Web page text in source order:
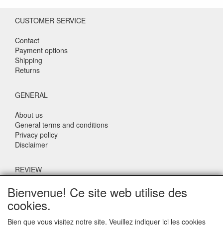
CUSTOMER SERVICE
Contact
Payment options
Shipping
Returns
GENERAL
About us
General terms and conditions
Privacy policy
Disclaimer
REVIEW
What do others say about us?
Customers rate our service, price and speed with an average
score of 9.4 (Q1 Quality Report 2024)
Bienvenue! Ce site web utilise des
cookies.
Bien que vous visitez notre site. Veuillez indiquer ici les cookies